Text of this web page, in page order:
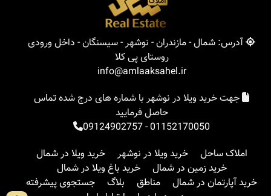
آدرس: شمال - مازندران - نوشهر - سیسنگان - داخل ورودی
info@amlaaksahel.ir
جهت خرید ویلا در نوشهر با شماره های درج شده تماس